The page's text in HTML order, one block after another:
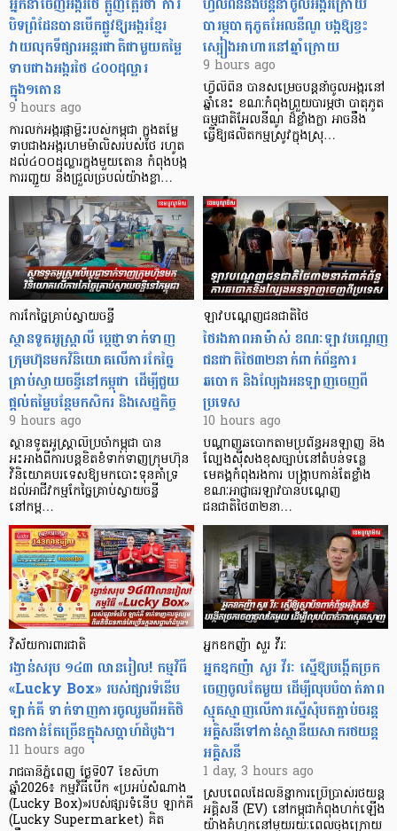
បិទព្រំដែនបានបើកផ្លូវឱ្យអង្ករខ្មែរ
វាយលុកទីផ្សារអន្តរជាតិជាមួយតម្លៃ
ទាបជាងអង្ករថៃ ៤០០ដុល្លារ
ក្នុង១តោន
9 hours ago
ការលក់អង្ករផ្កាម្លិះរបស់កម្ពុជា ក្នុងតម្លៃ
ទាបជាងអង្ករហមម៉ាលិសរបស់ថៃ រហូត
ដល់៤០០ដុល្លារក្នុងមួយតោន កំពុងបង្ក
ការរញ្ជួយ និងជ្រួលច្របល់យ៉ាងខ្លា…
បារម្ភបាតុភូតអែលនីណូ បង្កឱ្យខ្វះ
ស្បៀងអាហារនៅឆ្នាំក្រោយ
9 hours ago
ហ្វីលីពីន បាន​សម្រេចបន្តនាំចូលអង្ករនៅ
ឆ្នាំនេះ ខណៈកំពុងព្រួយបារម្ភថា បាតុភូត
ធម្មជាតិអែលនីណូ ដ៏ខ្លាំងក្លា​ អាចនឹង
ធ្វើឱ្យផលិតកម្មស្រូវក្នុងស្រុ…
ការកែច្នៃគ្រាប់ស្វាយចន្ទី
ស្ថានទូតអូស្ត្រាលី ប្តេជ្ញាទាក់ទាញ
ក្រុមហ៊ុនមក​វិនិយោគលើការកែច្នៃ
គ្រាប់ស្វាយចន្ទីនៅកម្ពុជា ដើម្បីជួយ
ផ្តល់តម្លៃបន្ថែមកសិករ និងសេដ្ឋកិច្ច
9 hours ago
ស្ថានទូតអូស្ត្រាលីប្រចាំកម្ពុជា បាន
អះអាងពីការបន្តខិតខំទាក់ទាញក្រុមហ៊ុន
វិនិយោគបរទេសឱ្យមកបោះទុនគាំទ្រ
ដល់អាជីវកម្មកែច្នៃគ្រាប់ស្វាយចន្ទី
នៅកម្ព…
ឡាវបណ្តេញជនជាតិថៃ
ថៃរងភាពអាម៉ាស់ ខណៈឡាវបណ្តេញ
ជនជាតិថៃ៣២នាក់ពាក់ព័ន្ធការ
ឆបោក និងល្បែងអនឡាញចេញពី
ប្រទេស
10 hours ago
បណ្តាញឆបោកតាមប្រព័ន្ធអនឡាញ និង
ល្បែងស៊ីសងខុសច្បាប់នៅតំបន់ទន្លេ
មេគង្គកំពុងរងការ បង្ក្រាប​កាន់តែខ្លាំង
ខណៈអាជ្ញាធរឡាវបានបណ្តេញ
ជនជាតិថៃ៣២នា…
វិស័យការពារជាតិ
រង្វាន់សរុប ១៤៣ លានរៀល! កម្មវិធី
«Lucky Box» របស់ផ្សារទំនើប
ឡាក់គី ទាក់ទាញការចូលរួមពីអតិថិ
ជនកាន់តែច្រើនក្នុងសប្តាហ៍ដំបូង។
11 hours ago
រាជធានីភ្នំពេញ ថ្ងៃទី07 ខែសីហា
ឆ្នាំ2026៖ កម្មវិធីបើក «ប្រអប់សំណាង
(Lucky Box)»របស់ផ្សារទំនើប ឡាក់គី
(Lucky Supermarket) គិត
អ្នកឧកញ៉ា សួរ វីរៈ
អ្នកឧកញ៉ា សួរ វីរៈ ស្នើឱ្យបង្កើតច្រក
ចេញចូលតែមួយ ដើម្បីលុបបំបាត់ភាព
ស្មុគស្មាញលើការស្នើសុំបតភ្ជាប់ចរន្ត
អគ្គិសនីទៅកាន់ស្ថានីយសាករថយន្ត
អគ្គិសនី
1 day, 3 hours ago
ស្របពេលដែលនិន្នាការប្រើប្រាស់រថយន្ត
អគ្គិសនី (EV) នៅកម្ពុជាកំពុងហក់ឡើង
យ៉ាងគំហុកនៅមួយរយៈពេលចុងក្រោយ